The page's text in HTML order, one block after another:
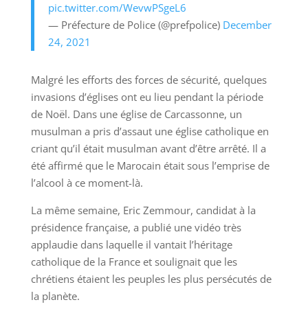
pic.twitter.com/WevwPSgeL6
— Préfecture de Police (@prefpolice) December
24, 2021
Malgré les efforts des forces de sécurité, quelques
invasions d’églises ont eu lieu pendant la période
de Noël. Dans une église de Carcassonne, un
musulman a pris d’assaut une église catholique en
criant qu’il était musulman avant d’être arrêté. Il a
été affirmé que le Marocain était sous l’emprise de
l’alcool à ce moment-là.
La même semaine, Eric Zemmour, candidat à la
présidence française, a publié une vidéo très
applaudie dans laquelle il vantait l’héritage
catholique de la France et soulignait que les
chrétiens étaient les peuples les plus persécutés de
la planète.